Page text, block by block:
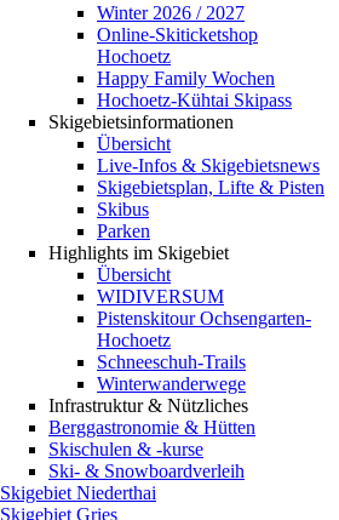
Winter 2026 / 2027
Online-Skiticketshop
Hochoetz
Happy Family Wochen
Hochoetz-Kühtai Skipass
Skigebietsinformationen
Übersicht
Live-Infos & Skigebietsnews
Skigebietsplan, Lifte & Pisten
Skibus
Parken
Highlights im Skigebiet
Übersicht
WIDIVERSUM
Pistenskitour Ochsengarten-
Hochoetz
Schneeschuh-Trails
Winterwanderwege
Infrastruktur & Nützliches
Berggastronomie & Hütten
Skischulen & -kurse
Ski- & Snowboardverleih
Skigebiet Niederthai
Skigebiet Gries